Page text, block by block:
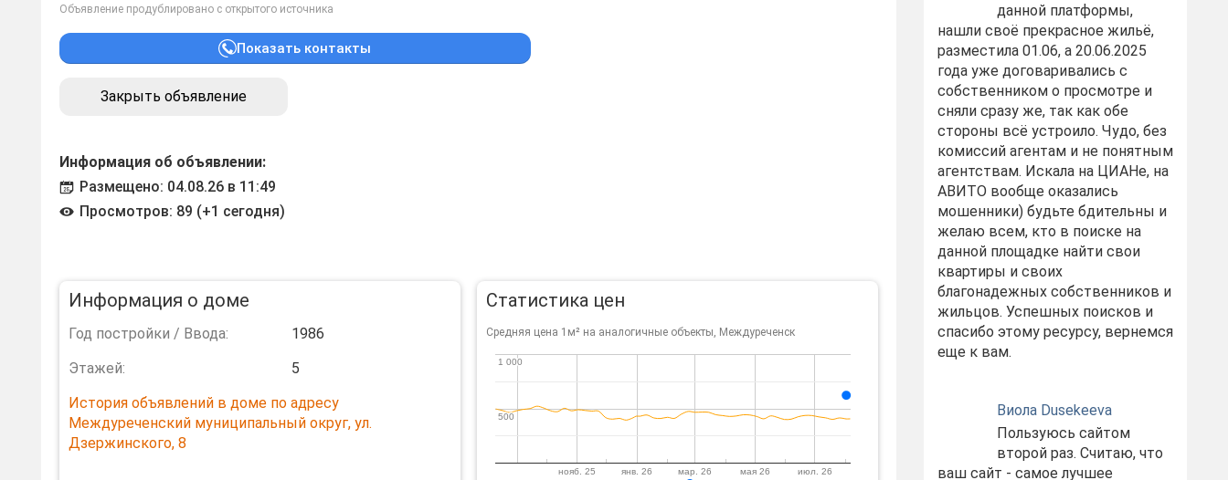
Объявление продублировано с открытого источника
Показать контакты
Закрыть объявление
Информация об объявлении:
Размещено: 04.08.26 в 11:49
Просмотров: 89 (+1 сегодня)
Информация о доме
Год постройки / Ввода:
1986
Этажей:
5
История объявлений в доме по адресу
Междуреченский муниципальный округ, ул.
Дзержинского, 8
Статистика цен
Средняя цена 1м² на аналогичные объекты, Междуреченск
нояб. 25 янв. 26 мар. 26 мая 26 июл. 26
500
500
1 000
1 000
данной платформы,
нашли своё прекрасное жильё,
разместила 01.06, а 20.06.2025
года уже договаривались с
собственником о просмотре и
сняли сразу же, так как обе
стороны всё устроило. Чудо, без
комиссий агентам и не понятным
агентствам. Искала на ЦИАНе, на
АВИТО вообще оказались
мошенники) будьте бдительны и
желаю всем, кто в поиске на
данной площадке найти свои
квартиры и своих
благонадежных собственников и
жильцов. Успешных поисков и
спасибо этому ресурсу, вернемся
еще к вам.
Виола Dusekeeva
Пользуюсь сайтом
второй раз. Считаю, что
ваш сайт - самое лучшее